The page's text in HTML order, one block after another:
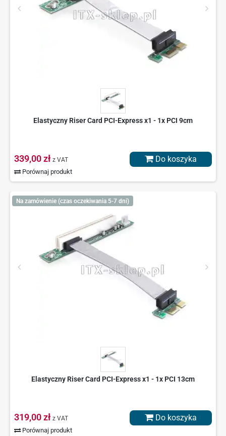
Elastyczny Riser Card PCI-Express x1 - 1x PCI 9cm
339,00 zł z VAT
Porównaj produkt
Do koszyka
Na zamówienie (czas oczekiwania 5-7 dni)
Elastyczny Riser Card PCI-Express x1 - 1x PCI 13cm
319,00 zł z VAT
Porównaj produkt
Do koszyka